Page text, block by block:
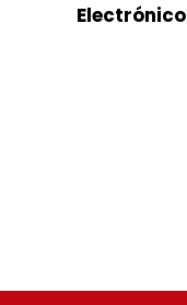
Electrónico